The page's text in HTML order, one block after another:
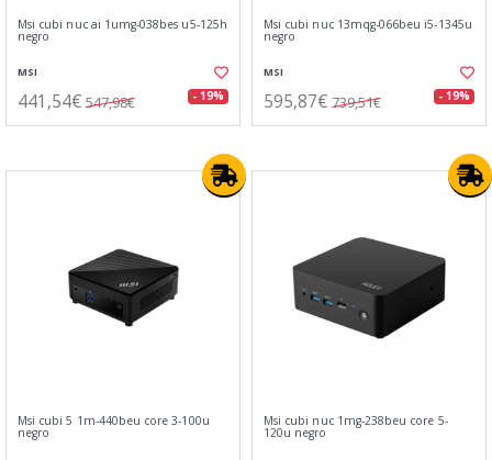
Msi cubi nuc ai 1umg-038bes u5-125h
negro
MSI
441,54€ 547,98€ - 19%
Msi cubi nuc 13mqg-066beu i5-1345u
negro
MSI
595,87€ 739,51€ - 19%
Msi cubi 5 1m-440beu core 3-100u
negro
Msi cubi nuc 1mg-238beu core 5-
120u negro